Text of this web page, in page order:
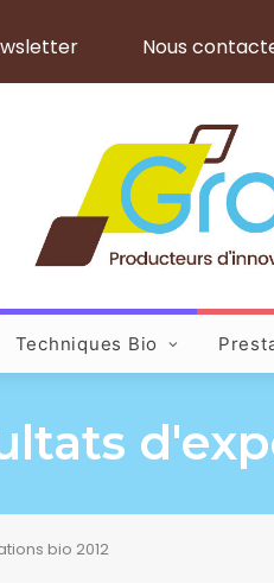
Nous
Techniques Bio
bio 2012